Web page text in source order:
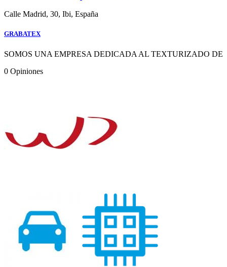
Calle Madrid, 30, Ibi, España
GRABATEX
SOMOS UNA EMPRESA DEDICADA AL TEXTURIZADO DE
0 Opiniones